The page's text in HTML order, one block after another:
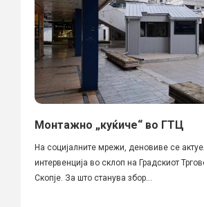
Монтажно „куќиче“ во ГТЦ
На социјалните мрежи, деновиве се
интервенција во склоп на Градскиот
Скопје. За што станува збор...